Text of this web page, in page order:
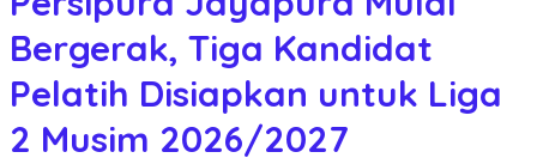
Bergerak, Tiga Kandidat
Pelatih Disiapkan untuk Liga
2 Musim 2026/2027